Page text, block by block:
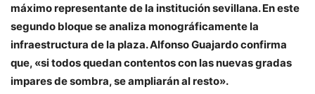
máximo representante de la institución sevillana. En este
segundo bloque se analiza monográficamente la
infraestructura de la plaza. Alfonso Guajardo confirma
que, «si todos quedan contentos con las nuevas gradas
impares de sombra, se ampliarán al resto».